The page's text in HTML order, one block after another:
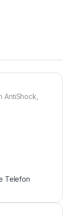
AntiShock,
Telefon